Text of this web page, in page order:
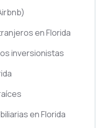
en Florida
inversionistas
en Florida